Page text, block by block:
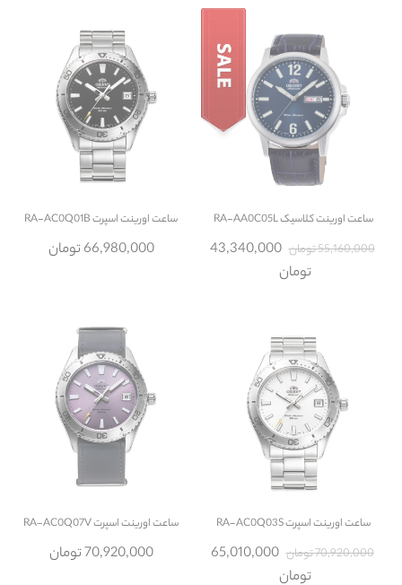
ساعتاورینت کلاسیک RA-AA0C05L
55,160,000 تومان
43,340,000
تومان
ساعتاورینت اسپرت RA-AC0Q01B
66,980,000 تومان
ساعتاورینت اسپرت RA-AC0Q03S
70,920,000 تومان
65,010,000
تومان
ساعتاورینت اسپرت RA-AC0Q07V
70,920,000 تومان